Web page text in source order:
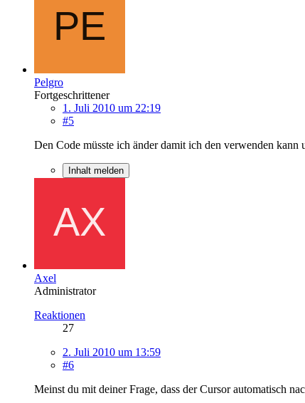
Pelgro
Fortgeschrittener
1. Juli 2010 um 22:19
#5
Den Code müsste ich änder damit ich den verwenden
Inhalt melden
Axel
Administrator
Reaktionen
27
2. Juli 2010 um 13:59
#6
Meinst du mit deiner Frage, dass der Cursor automatisch